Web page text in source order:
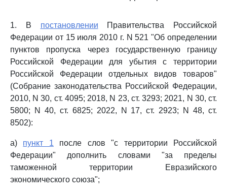
1. В постановлении Правительства Российской
Федерации от 15 июля 2010 г. N 521 "Об определении
пунктов пропуска через государственную границу
Российской Федерации для убытия с территории
Российской Федерации отдельных видов товаров"
(Собрание законодательства Российской Федерации,
2010, N 30, ст. 4095; 2018, N 23, ст. 3293; 2021, N 30, ст.
5800; N 40, ст. 6825; 2022, N 17, ст. 2923; N 48, ст.
8502):
а) пункт 1 после слов "с территории Российской
Федерации" дополнить словами "за пределы
таможенной территории Евразийского
экономического союза";